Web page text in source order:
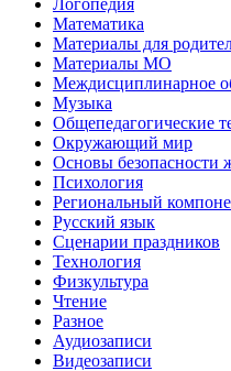
Математика
Материалы для
Материалы МО
Междисциплинарное
Музыка
Общепедагогические
Окружающий мир
Основы безопасности
Психология
Региональный
Русский язык
Сценарии праздников
Технология
Физкультура
Чтение
Разное
Аудиозаписи
Видеозаписи